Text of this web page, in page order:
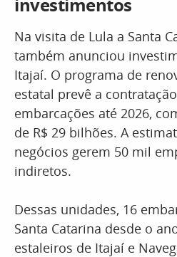
Na visita de Lula a Santa
também anunciou
Itajaí. O programa de
estatal prevê a
embarcações até 2026,
de R$ 29 bilhões. A
negócios gerem 50 mil
indiretos.
Dessas unidades, 16
Santa Catarina desde o
estaleiros de Itajaí e